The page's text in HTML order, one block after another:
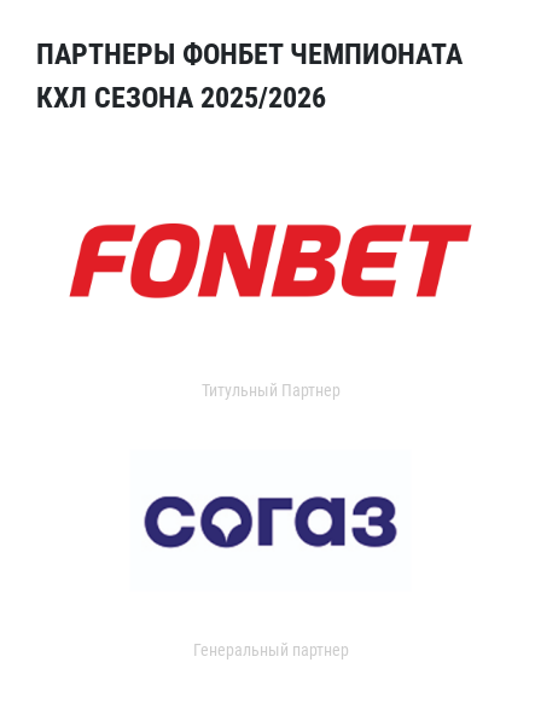
ПАРТНЕРЫ ФОНБЕТ ЧЕМПИОНАТА
КХЛ СЕЗОНА 2025/2026
Титульный Партнер
Генеральный партнер